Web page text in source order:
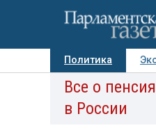
Политика
Авторы
Все о
в России